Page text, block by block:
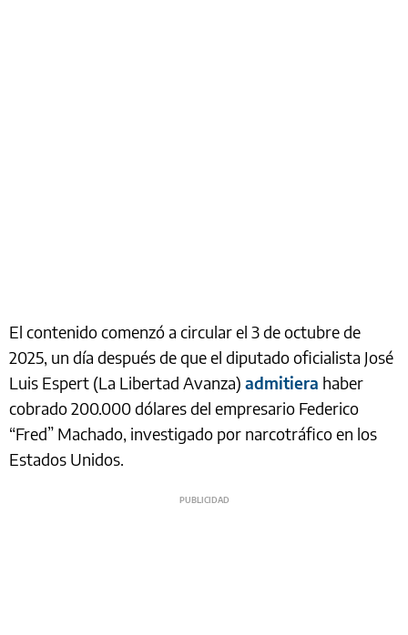
El contenido comenzó a circular el 3 de octubre de
2025, un día después de que el diputado oficialista José
Luis Espert (La Libertad Avanza) admitiera haber
cobrado 200.000 dólares del empresario Federico
“Fred” Machado, investigado por narcotráfico en los
Estados Unidos.